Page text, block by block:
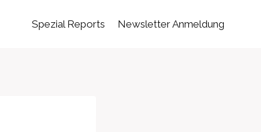
Spezial Reports Newsletter Anmeldung